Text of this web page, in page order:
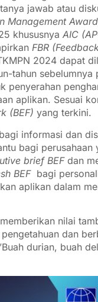
jawab atau
Management
khususnya AIC
FBR
2024 dapat
tahun
penyerahan
aplikan. Sesuai
(BEF) yang terkini.
informasi dan
bagi
brief BEFdan
BEF bagi
aplikan dalam
nilai
dan
durian, buah